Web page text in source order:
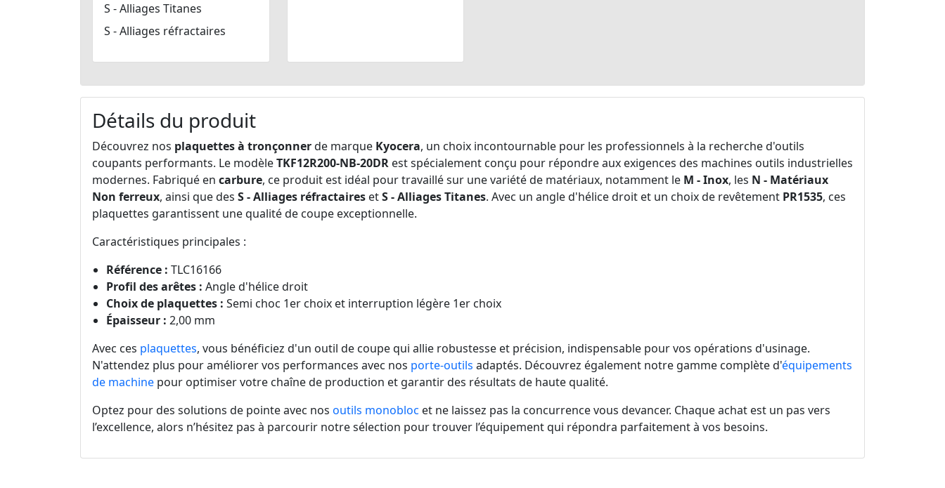
S - Alliages Titanes
S - Alliages réfractaires
Détails du produit
Découvrez nos plaquettes à tronçonnerde marque Kyocera, un choix incontournable pour les professionnels à la recherche d'outils
coupants performants. Le modèleTKF12R200-NB-20DR est spécialement conçu pour répondre aux exigences des machines outils industrielles
modernes. Fabriqué en carbure, ce produit est idéal pour travaillé sur une variété de matériaux, notamment le M - Inox, les N - Matériaux
Non ferreux, ainsi que des S - Alliages réfractaires etS - Alliages Titanes. Avec un angle d'hélice droit et un choix de revêtement PR1535, ces
plaquettes garantissent une qualité de coupe exceptionnelle.
Caractéristiques principales :
Référence : TLC16166
Profil des arêtes : Angle d'hélice droit
Choix de plaquettes : Semi choc 1er choix et interruption légère 1er choix
Épaisseur : 2,00 mm
Avec ces plaquettes, vous bénéficiez d'un outil de coupe qui allie robustesse et précision, indispensable pour vos opérations d'usinage.
N'attendez plus pour améliorer vos performances avec nos porte-outils adaptés. Découvrez également notre gamme complète d'équipements
de machine pour optimiser votre chaîne de production et garantir des résultats de haute qualité.
Optez pour des solutions de pointe avec nos outils monobloc et ne laissez pas la concurrence vous devancer. Chaque achat est un pas vers
l’excellence, alors n’hésitez pas à parcourir notre sélection pour trouver l’équipement qui répondra parfaitement à vos besoins.